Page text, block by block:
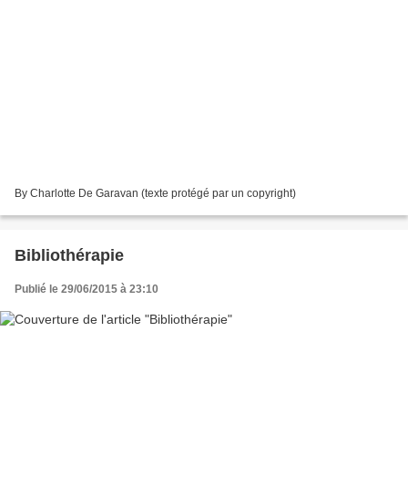
By Charlotte De Garavan (texte protégé par un copyright)
Bibliothérapie
Publié le 29/06/2015 à 23:10